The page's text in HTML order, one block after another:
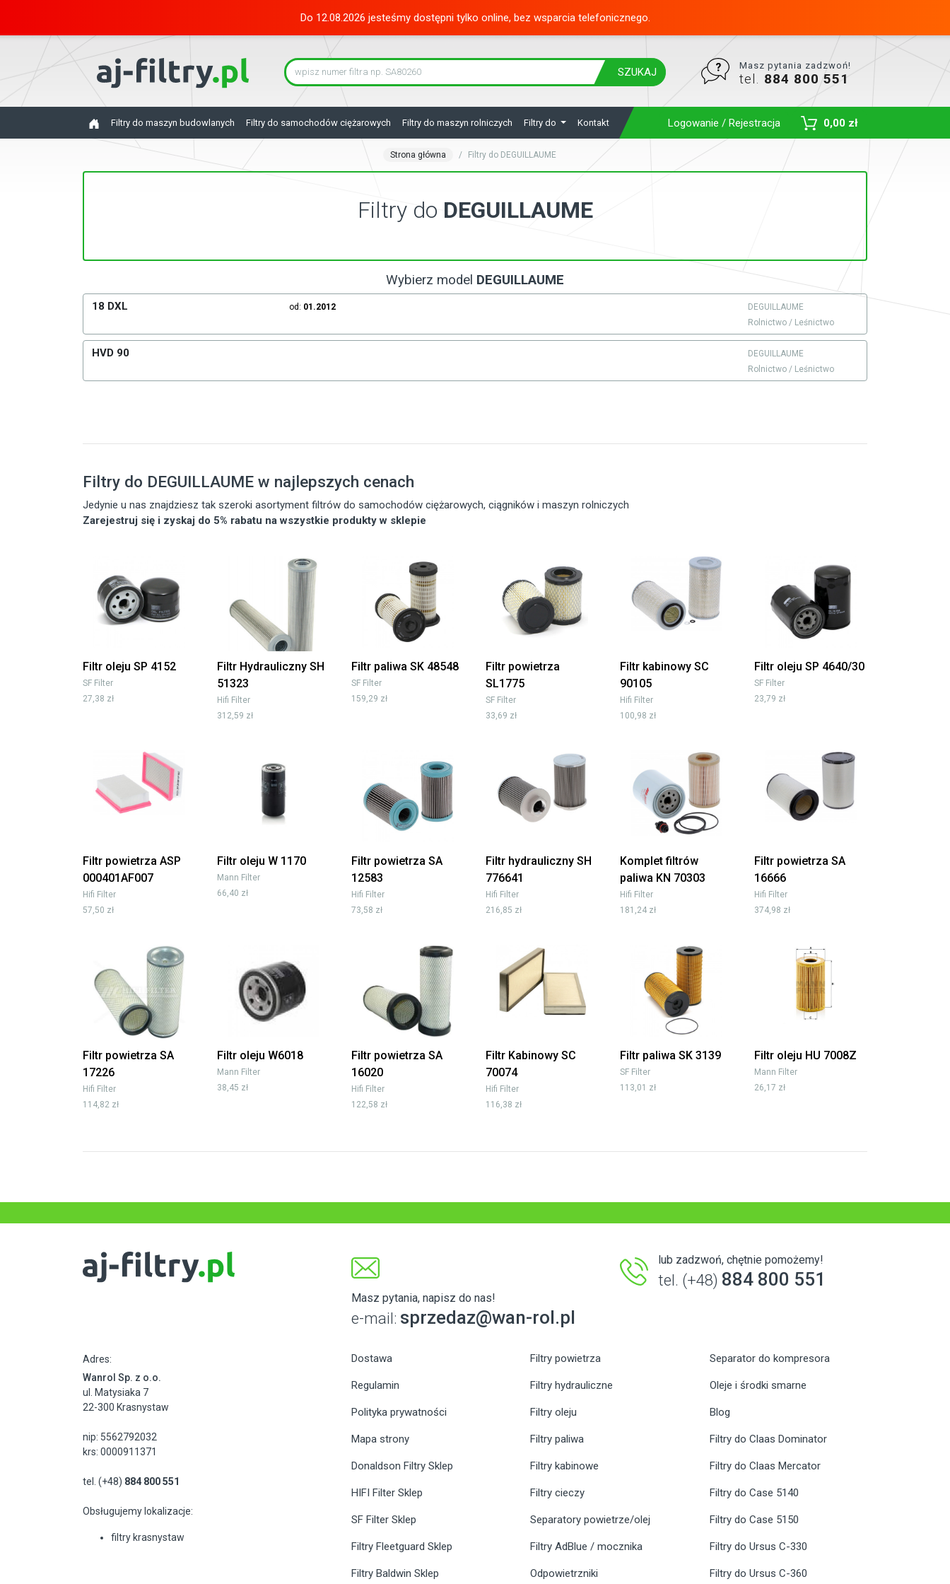
Do 12.08.2026 jesteśmy dostępni tylko online, bez wsparcia telefonicznego.
SZUKAJ
Masz pytania zadzwoń!
tel. 884 800 551
Filtry do maszyn budowlanych Filtry do samochodów ciężarowych Filtry do maszyn rolniczych Filtry do Kontakt Logowanie / Rejestracja 0,00 zł
Strona główna Filtry do DEGUILLAUME
Filtry do DEGUILLAUME
Wybierz model DEGUILLAUME
18 DXL od: 01.2012
DEGUILLAUME
Rolnictwo / Leśnictwo
HVD 90
DEGUILLAUME
Rolnictwo / Leśnictwo
Filtry do DEGUILLAUME w najlepszych cenach
Jedynie u nas znajdziesz tak szeroki asortyment filtrów do samochodów ciężarowych, ciągników i maszyn rolniczych
Zarejestruj się i zyskaj do 5% rabatu na wszystkie produkty w sklepie
Filtr oleju SP 4152
SF Filter
27,38 zł
Filtr Hydrauliczny SH
51323
Hifi Filter
312,59 zł
Filtr paliwa SK 48548
SF Filter
159,29 zł
Filtr powietrza
SL1775
SF Filter
33,69 zł
Filtr kabinowy SC
90105
Hifi Filter
100,98 zł
Filtr oleju SP 4640/30
SF Filter
23,79 zł
Filtr powietrza ASP
000401AF007
Hifi Filter
57,50 zł
Filtr oleju W 1170
Mann Filter
66,40 zł
Filtr powietrza SA
12583
Hifi Filter
73,58 zł
Filtr hydrauliczny SH
776641
Hifi Filter
216,85 zł
Komplet filtrów
paliwa KN 70303
Hifi Filter
181,24 zł
Filtr powietrza SA
16666
Hifi Filter
374,98 zł
Filtr powietrza SA
17226
Hifi Filter
114,82 zł
Filtr oleju W6018
Mann Filter
38,45 zł
Filtr powietrza SA
16020
Hifi Filter
122,58 zł
Filtr Kabinowy SC
70074
Hifi Filter
116,38 zł
Filtr paliwa SK 3139
SF Filter
113,01 zł
Filtr oleju HU 7008Z
Mann Filter
26,17 zł
Masz pytania, napisz do nas!
e-mail: sprzedaz@wan-rol.pl
lub zadzwoń, chętnie pomożemy!
tel. (+48) 884 800 551
Adres:
Wanrol Sp. z o.o.
ul. Matysiaka 7
22-300 Krasnystaw
nip: 5562792032
krs: 0000911371
tel. (+48) 884 800 551
Obsługujemy lokalizacje:
filtry krasnystaw
Dostawa
Regulamin
Polityka prywatności
Mapa strony
Donaldson Filtry Sklep
HIFI Filter Sklep
SF Filter Sklep
Filtry Fleetguard Sklep
Filtry Baldwin Sklep
Filtry powietrza
Filtry hydrauliczne
Filtry oleju
Filtry paliwa
Filtry kabinowe
Filtry cieczy
Separatory powietrze/olej
Filtry AdBlue / mocznika
Odpowietrzniki
Separator do kompresora
Oleje i środki smarne
Blog
Filtry do Claas Dominator
Filtry do Claas Mercator
Filtry do Case 5140
Filtry do Case 5150
Filtry do Ursus C-330
Filtry do Ursus C-360